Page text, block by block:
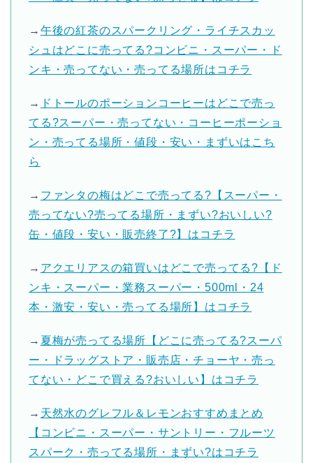
→ 午後の紅茶のスパークリング・ライチスカッ
シュはどこに売ってる?コンビニ・スーパー・ド
ンキ・売ってない・売ってる場所はコチラ
→ ドトールのポーションコーヒーはどこで売っ
てる?スーパー・売ってない・コーヒーポーショ
ン・売ってる場所・値段・安い・まずいはこち
ら
→ ファンタの梅はどこで売ってる?【スーパー・
売ってない?売ってる場所・まずい?おいしい?
缶・値段・安い・販売終了?】はコチラ
→ アクエリアスの箱買いはどこで売ってる?【ド
ンキ・スーパー・業務スーパー・500ml・24
本・激安・安い・売ってる場所】はコチラ
→ 夏梅が売ってる場所【どこに売ってる?スーパ
ー・ドラッグストア・販売店・チョーヤ・売っ
てない・どこで買える?おいしい】はコチラ
→ 天然水のグレフル＆レモンおすすめまとめ
【コンビニ・スーパー・サントリー・フルーツ
スパーク・売ってる場所・まずい?はコチラ